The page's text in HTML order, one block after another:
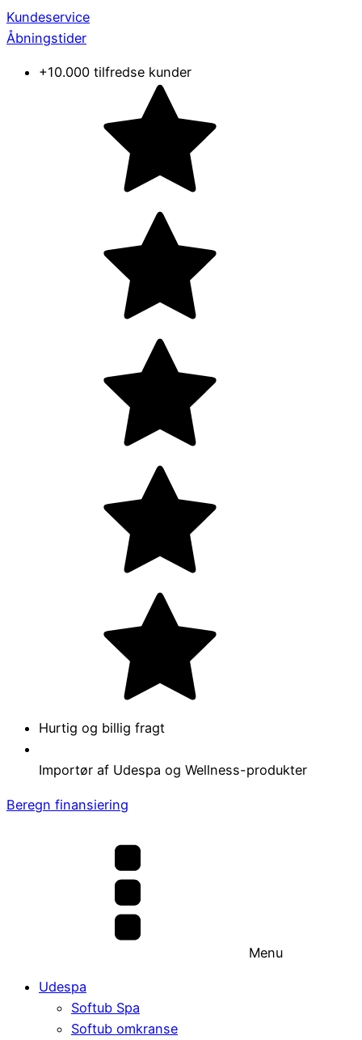
Kundeservice
Åbningstider
+10.000 tilfredse kunder
Hurtig og billig fragt
Importør af Udespa og Wellness-produkter
Beregn finansiering
Menu
Udespa
Softub Spa
Softub omkranse